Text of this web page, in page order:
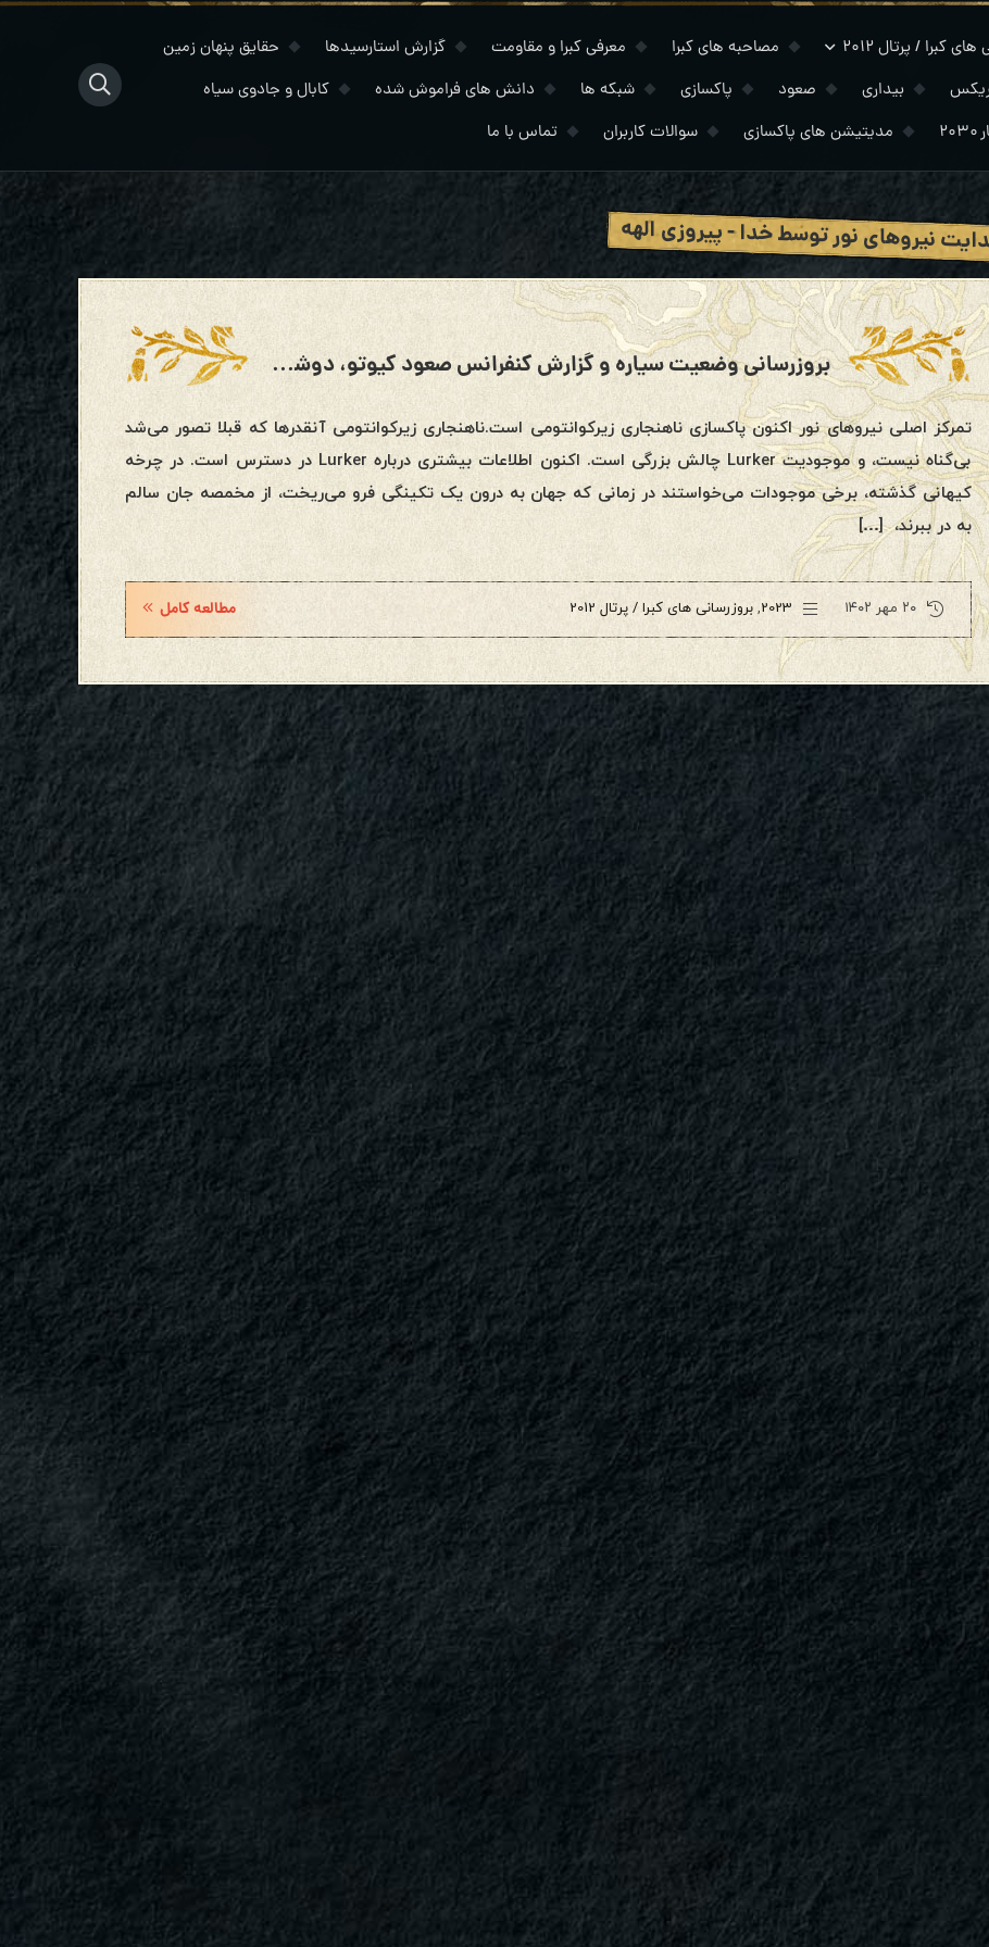
کبرا / پرتال ۲۰۱۲ مصاحبه های کبرا معرفی کبرا و مقاومت گزارش استارسیدها
حقایق پنهان زمین
بیداری صعود پاکسازی شبکه ها دانش های فراموش شده
کابال و جادوی سیاه
مدیتیشن های پاکسازی سوالات کاربران تماس با ما
نیروهای نور توسط خدا - پیروزی الهه
بروزرسانی وضعیت سیاره و گزارش کنفرانس صعود کیوتو، دوشنبه، ۲۴ ژولای ۲۰۲۳
تمرکز اصلی نیروهای نور اکنون پاکسازی ناهنجاری زیرکوانتومی است.ناهنجاری زیرکوانتومی آنقدرها که قبلا تصور می‌شد
بی‌گناه نیست، و موجودیت Lurker چالش بزرگی است. اکنون اطلاعات بیشتری درباره Lurker در دسترس است. در چرخه
کیهانی گذشته، برخی موجودات می‌خواستند در زمانی که جهان به درون یک تکینگی فرو می‌ریخت، از مخمصه جان سالم
به در ببرند، […]
۲۰ مهر ۱۴۰۲ 2023
, بروزرسانی های کبرا / پرتال 2012 مطالعه کامل